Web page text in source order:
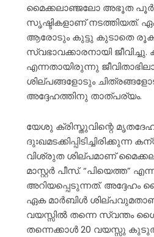
മൈക്കലാഞ്ജലോ അഭൂത
സൃഷ്ടികളാണ് നടത്തിയത്.
ആരോടും കുട്ടു കുടാതെ
സ്വഭാവക്കാരനായി
എന്നതായിരുന്നു
ശില്പങ്ങളോടും
അദ്ദേഹത്തിനു താത്പര്യം.
യേശു ക്രിസ്തുവിന്റെ
ദുഃഖമടക്കിപ്പിടിച്ചിരിക്കുന്ന
വിശ്രുത ശില്പമാണ്
മാസ്റ്റർ പീസ്. “പിയെത്ത”
അറിയപ്പെടുന്നത്. അദ്ദേഹം
ഏക മാർബിൾ
വയസ്സിൽ തന്നെ സ്വന്തം
തന്നെക്കാൾ 20 വയസ്സു